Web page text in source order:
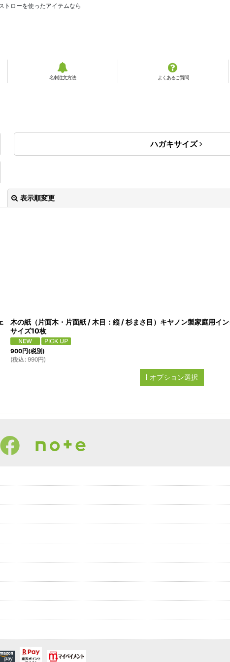
トローを使ったアイテムなら
名刺注文方法 よくあるご質問
ハガキサイズ
表示順変更
木の紙（片面木・片面紙 / 木目：縦 / 杉まさ目）キヤノン製家庭用イ
サイズ10枚
900円(税別)
(税込 : 990円)
オプション選択